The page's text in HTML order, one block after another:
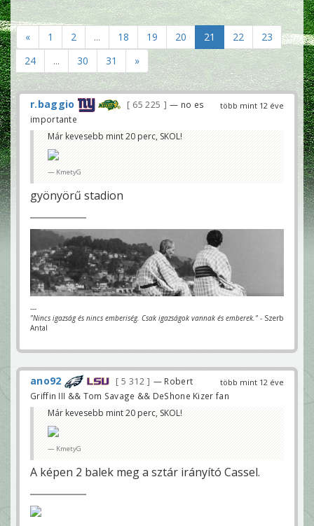
« 1 2 ... 18 19 20 21 22
23
24
... 30 31 »
több mint 12 éve
r.baggio 65 225
— no es
importante
Már kevesebb mint 20 perc, SKOL!
KmetyG
gyönyörű stadion
---
"Nincs igazság és nincs emberiség. Csak igazságok vannak és emberek." - Szerb
Antal
több mint 12 éve
ano92 5 312
— Robert
Griffin III && Tom Savage && DeShone Kizer fan
Már kevesebb mint 20 perc, SKOL!
KmetyG
A képen 2 balek meg a sztár irányító Cassel.